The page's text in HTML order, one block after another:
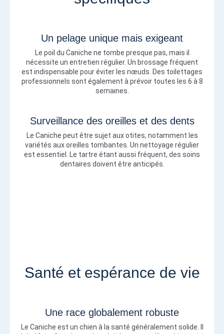
Un pelage unique mais exigeant
Le poil du Caniche ne tombe presque pas, mais il
nécessite un entretien régulier. Un brossage fréquent
est indispensable pour éviter les nœuds. Des toilettages
professionnels sont également à prévoir toutes les 6 à 8
semaines.
Surveillance des oreilles et des dents
Le Caniche peut être sujet aux otites, notamment les
variétés aux oreilles tombantes. Un nettoyage régulier
est essentiel. Le tartre étant aussi fréquent, des soins
dentaires doivent être anticipés.
Santé et espérance de vie
Une race globalement robuste
Le Caniche est un chien à la santé généralement solide. Il